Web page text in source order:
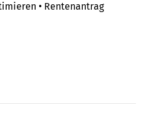
• Rentenantrag